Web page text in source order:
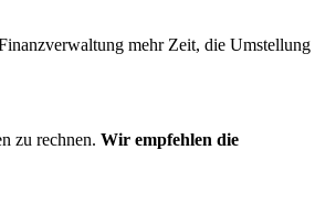
mehr Zeit, die Umstellung
zu rechnen. Wir empfehlen die